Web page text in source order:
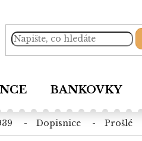
BANKOVKY
dopisnice prošlé